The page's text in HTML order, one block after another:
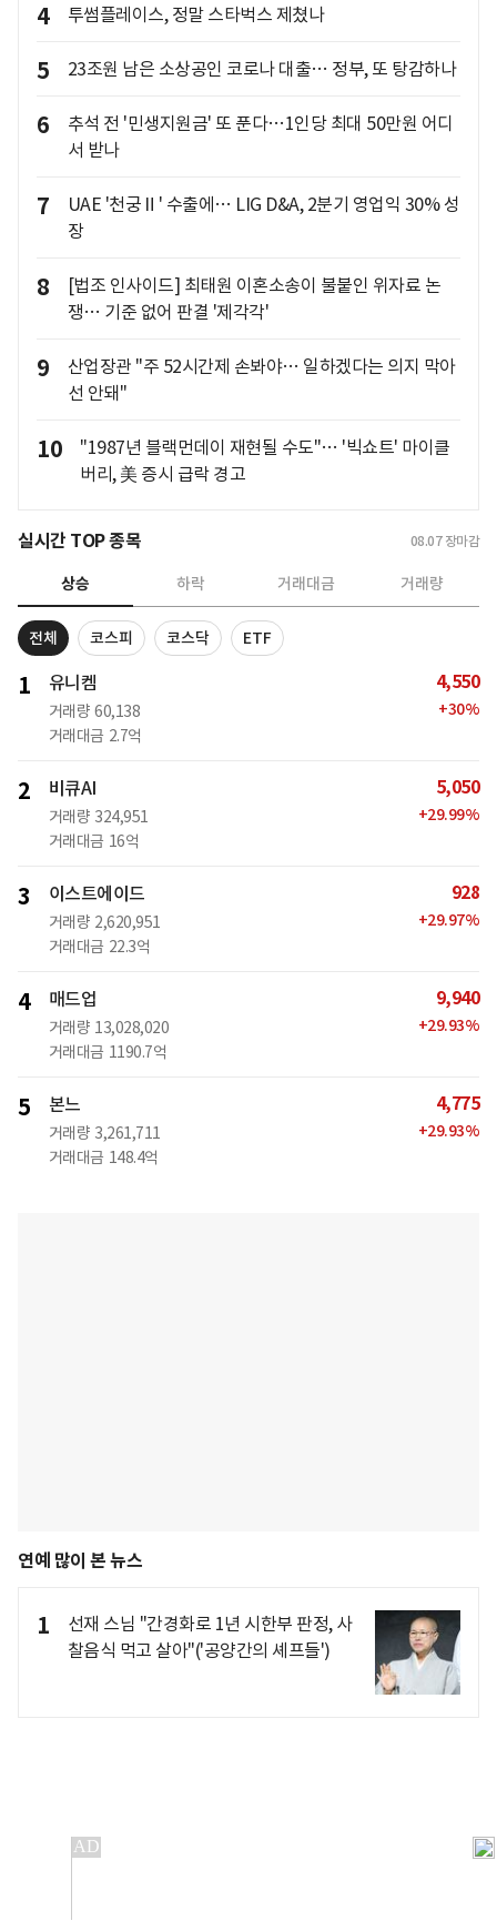
4 투썸플레이스, 정말 스타벅스 제쳤나
5 23조원 남은 소상공인 코로나 대출… 정부, 또 탕감하나
6
추석 전 '민생지원금' 또 푼다…1인당 최대 50만원 어디
서 받나
7
UAE '천궁Ⅱ' 수출에… LIG D&A, 2분기 영업익 30% 성
장
8
[법조 인사이드] 최태원 이혼소송이 불붙인 위자료 논
쟁… 기준 없어 판결 '제각각'
9
산업장관 "주 52시간제 손봐야… 일하겠다는 의지 막아
선 안돼"
10
"1987년 블랙먼데이 재현될 수도"… '빅쇼트' 마이클
버리, 美 증시 급락 경고
실시간 TOP 종목 08.07 장마감
상승 하락 거래대금 거래량
전체 코스피 코스닥 ETF
1 유니켐
거래량 60,138
거래대금 2.7억
4,550
+30%
2 비큐AI
거래량 324,951
거래대금 16억
5,050
+29.99%
3 이스트에이드
거래량 2,620,951
거래대금 22.3억
928
+29.97%
4 매드업
거래량 13,028,020
거래대금 1190.7억
9,940
+29.93%
5 본느
거래량 3,261,711
거래대금 148.4억
4,775
+29.93%
연예 많이 본 뉴스
1
선재 스님 "간경화로 1년 시한부 판정, 사
찰음식 먹고 살아"('공양간의 셰프들')